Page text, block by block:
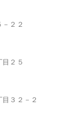
２２
２５
３２－２